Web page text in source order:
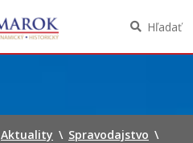
Hľadať
Aktuality \ Spravodajstvo \